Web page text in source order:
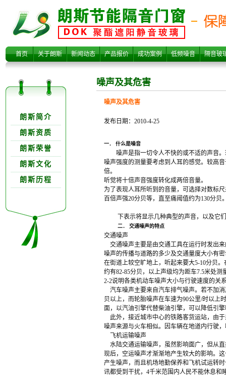
噪声及其危害
首页 关于朗斯 新闻动态 产品报价 成功案例 低频噪音 隔音玻
噪声及其危害
噪声及其危害
发布日期：2010-4-25
一． 什么是噪音
噪声是指一切令人不快的或不适的声音
噪声强度的测量要考虑到人耳的感觉。较高
倍。
听觉将十倍声音强度转化成两倍音量。
为了表现人耳所听到的音量，可选择对数标
百倍声强20分贝等，直至痛阈值约为130分贝
下表示将显示几种典型的声音，以及它
二． 交通噪声的特点
交通噪声
交通噪声主要是由交通工具在运行时发出
噪声的传播与道路的多少及交通量度大小有
在街道上较空旷地上，听起来要大5-10分贝
约有82-85分贝，以上声级均为距车7.5米处
2-2说明各类机动车噪声大小与行驶速度的关
汽车噪声主要来自汽车排气噪声。若不加
贝以上，而轮胎噪声在车速为90公里/时以上
面，以汽油引擎代替柴油引擎，可以降低引
此外，接近城市中心的铁路客货运站，由
噪声来源与火车相似。因车辆在地道内行驶
飞机运输噪声
水陆交通运输噪声，虽然影响面广，但从
现后，空运噪声才渐渐地产生较大的影响。
产生噪声，而且机场地勤保养和飞机试运转
讯都受到干扰，4千米范围内人民不能休息和
朗斯简介
朗斯资质
朗斯荣誉
朗斯文化
朗斯历程